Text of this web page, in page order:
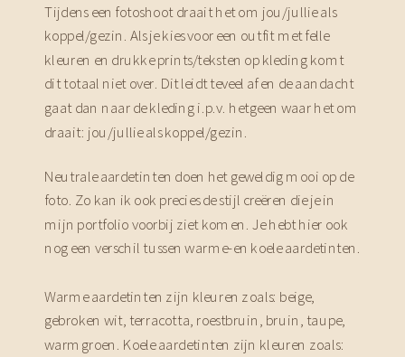
Tijdens een fotoshoot draait het om jou/jullie als
koppel/gezin. Als je kies voor een outfit met felle
kleuren en drukke prints/teksten op kleding komt
dit totaal niet over. Dit leidt teveel af en de aandacht
gaat dan naar de kleding i.p.v. hetgeen waar het om
draait: jou/jullie als koppel/gezin.
Neutrale aardetinten doen het geweldig mooi op de
foto. Zo kan ik ook precies de stijl creëren die je in
mijn portfolio voorbij ziet komen. Je hebt hier ook
nog een verschil tussen warme-en koele aardetinten.
Warme aardetinten zijn kleuren zoals: beige,
gebroken wit, terracotta, roestbruin, bruin, taupe,
warmgroen. Koele aardetinten zijn kleuren zoals: